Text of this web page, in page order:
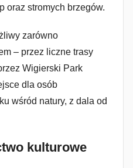
oraz stromych brzegów.
zarówno
– przez liczne trasy
Wigierski Park
dla osób
wśród natury, z dala od
kulturowe